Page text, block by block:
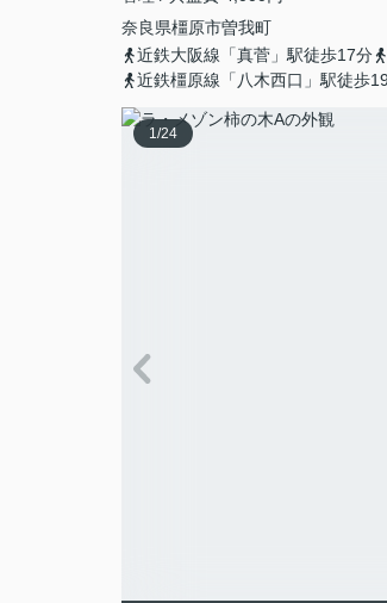
奈良県橿原市曽我町
近鉄大阪線「真菅」駅徒歩17分
近鉄橿原線「八木西口」駅徒歩
1 /24